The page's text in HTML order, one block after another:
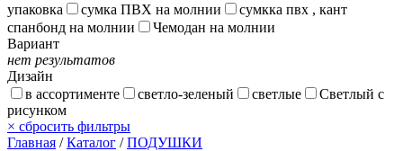
упаковка
сумка ПВХ на молнии
сумкка пвх , кант
спанбонд на молнии
Чемодан на молнии
Вариант
нет результатов
Дизайн
в ассортименте
светло-зеленый светлые
Светлый с
рисунком
× сбросить фильтры
Главная /Каталог /ПОДУШКИ